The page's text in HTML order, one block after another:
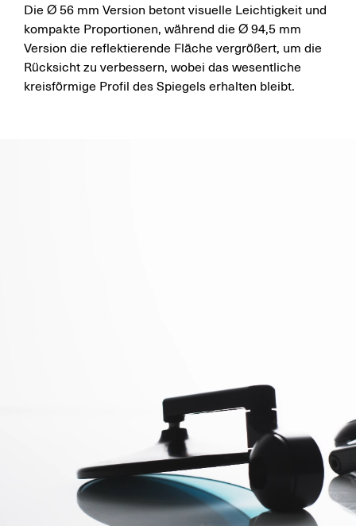
Die Ø 56 mm Version betont visuelle Leichtigkeit und
kompakte Proportionen, während die Ø 94,5 mm
Version die reflektierende Fläche vergrößert, um die
Rücksicht zu verbessern, wobei das wesentliche
kreisförmige Profil des Spiegels erhalten bleibt.